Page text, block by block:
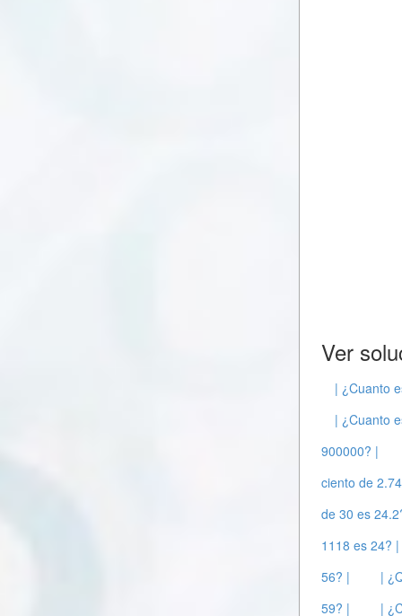
Ver
| ¿Cuanto
| ¿Cuanto
900000? |
ciento de
de 30 es
1118 es 24? |
56? |
|
59? |
|